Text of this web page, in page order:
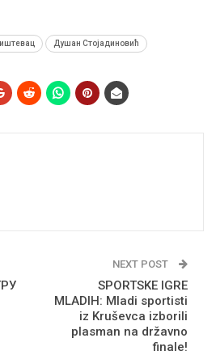
Душан Стојадиновић
NEXT POST
SPORTSKE IGRE
MLADIH: Mladi sportisti
iz Kruševca izborili
plasman na državno
finale!